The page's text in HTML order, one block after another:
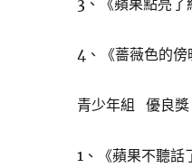
3、《蘋果點亮
4、《薔薇色的
青少年組 優良獎
1、《蘋果不聽話